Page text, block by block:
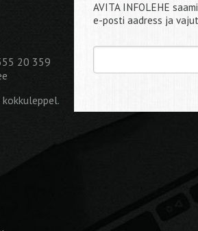
20 359
AVITA INFOLEHE
e-posti aadress ja